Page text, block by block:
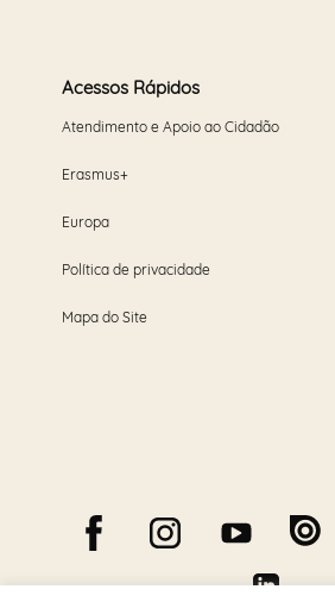
Acessos Rápidos
Atendimento e Apoio ao Cidadão
Erasmus+
Europa
Política de privacidade
Mapa do Site